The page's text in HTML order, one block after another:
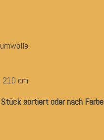
210 cm
sortiert oder nach Farbe